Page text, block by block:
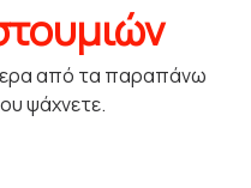
από τα παραπάνω
ψάχνετε.